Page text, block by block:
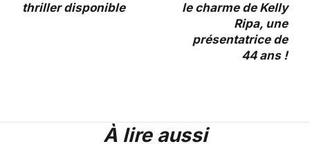
thriller disponible
le charme de Kelly
Ripa, une
présentatrice de
44 ans !
À lire aussi